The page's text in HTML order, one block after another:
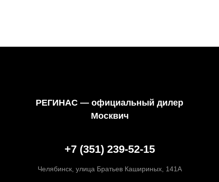
РЕГИНАС — официальный дилер
Москвич
+7 (351) 239-52-15
Челябинск, улица Братьев Кашириных, 141А